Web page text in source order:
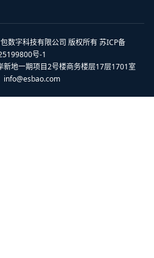
数字科技有限公司 版权所有 苏ICP备
号-1
地一期项目2号楼商务楼层17层1701室
info@esbao.com